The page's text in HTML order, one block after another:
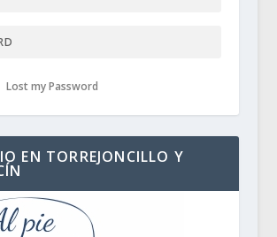
Lost my Password
EN TORREJONCILLO Y